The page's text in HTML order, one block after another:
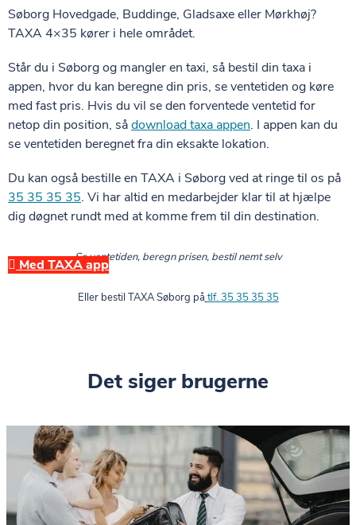
Søborg Hovedgade, Buddinge, Gladsaxe eller Mørkhøj?
TAXA 4×35 kører i hele området.
Står du i Søborg og mangler en taxi, så bestil din taxa i
appen, hvor du kan beregne din pris, se ventetiden og køre
med fast pris. Hvis du vil se den forventede ventetid for
netop din position, sådownload taxa appen. I appen kan du
se ventetiden beregnet fra din eksakte lokation.
Du kan også bestille en TAXA i Søborg ved at ringe til os på
35 35 35 35. Vi har altid en medarbejder klar til at hjælpe
dig døgnet rundt med at komme frem til din destination.
Se ventetiden, beregn prisen, bestil nemt selv
Med TAXA app
Eller bestil TAXA Søborg på tlf. 35 35 35 35
Det siger brugerne